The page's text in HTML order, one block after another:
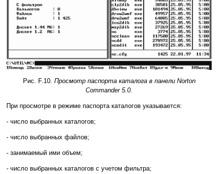
Рис. F.10. Просмотр паспорта каталога в панели Norton
Commander 5.0.
При просмотре в режиме паспорта каталогов указывается:
- число выбранных каталогов;
- число выбранных файлов;
- занимаемый ими объем;
- число выбранных каталогов с учетом фильтра;